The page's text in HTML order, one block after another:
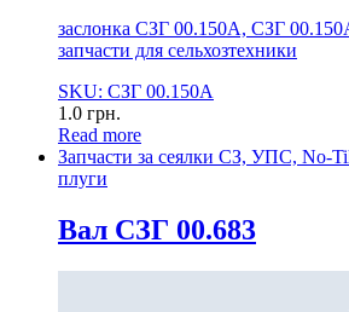
заслонка СЗГ 00.150А, СЗГ
запчасти для сельхозтехники
SKU: СЗГ 00.150А
1.0 грн.
Read more
Запчасти за сеялки СЗ, УПС, No-
плуги
Вал СЗГ 00.683